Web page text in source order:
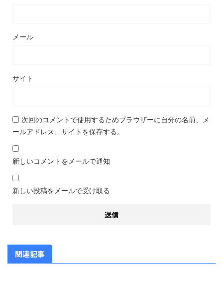
メール
サイト
次回のコメントで使用するためブラウザーに自分の名前、メ
ールアドレス、サイトを保存する。
新しいコメントをメールで通知
新しい投稿をメールで受け取る
関連記事